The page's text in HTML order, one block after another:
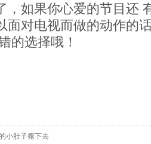
，如果你心爱的节目还
面对电视而做的动作的
的选择哦！
小肚子瘪下去